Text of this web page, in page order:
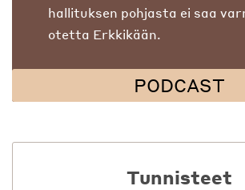
hallituksen pohjasta ei saa
otetta Erkkikään.
PODCAST
Tunnisteet